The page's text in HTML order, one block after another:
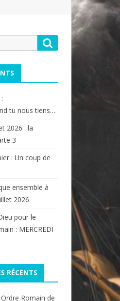
Rechercher
tu nous tiens…
2026 : la
3
: Un coup de
ensemble à
2026
pour le
: MERCREDI
RÉCENTS
Ordre Romain de